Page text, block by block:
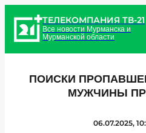
ТЕЛЕКОМПАНИЯ ТВ-21
Все новости Мурманска и
Мурманской области
ПОИСКИ
МУЖЧИНЫ
06.07.2025,